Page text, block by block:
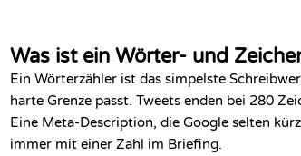
Was ist ein Wörter- und
Ein Wörterzähler ist das simpelste
harte Grenze passt. Tweets enden bei 280
Eine Meta-Description, die Google selten
immer mit einer Zahl im Briefing.